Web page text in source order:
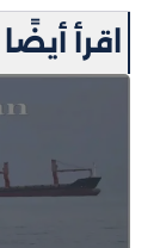
اقرأ أيضًا